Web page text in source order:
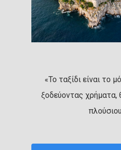
«Το ταξίδι είναι το
ξοδεύοντας χρήματα,